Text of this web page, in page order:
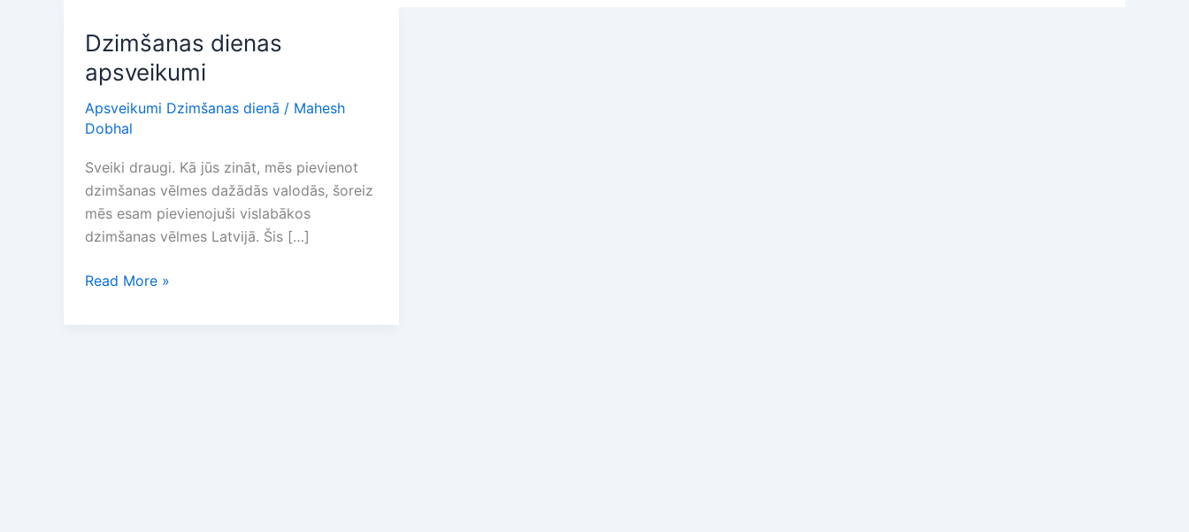
Dzimšanas dienas
apsveikumi
Apsveikumi Dzimšanas dienā / Mahesh
Dobhal
Sveiki draugi. Kā jūs zināt, mēs pievienot
dzimšanas vēlmes dažādās valodās, šoreiz
mēs esam pievienojuši vislabākos
dzimšanas vēlmes Latvijā. Šis […]
Dzimšanas
Read More »